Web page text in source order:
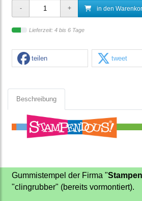
in den
Lieferzeit: 4 bis 6 Tage
teilen tweet
Beschreibung
Gummistempel der Firma "
"clingrubber" (bereits vormontiert).